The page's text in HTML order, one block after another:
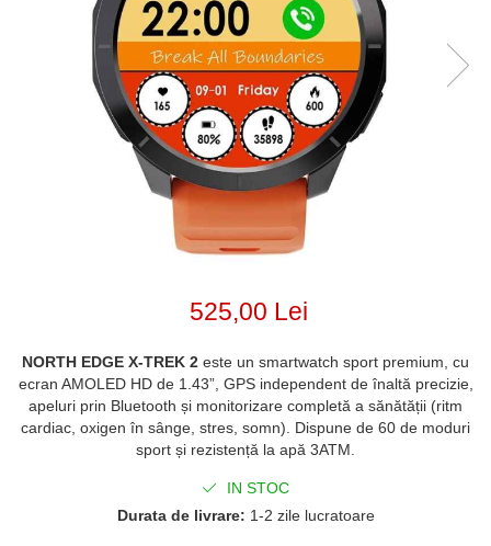
525,00 Lei
NORTH EDGE X-TREK 2 este un smartwatch sport premium, cu
ecran AMOLED HD de 1.43”, GPS independent de înaltă precizie,
apeluri prin Bluetooth și monitorizare completă a sănătății (ritm
cardiac, oxigen în sânge, stres, somn). Dispune de 60 de moduri
sport și rezistență la apă 3ATM.
IN STOC
Durata de livrare: 1-2 zile lucratoare